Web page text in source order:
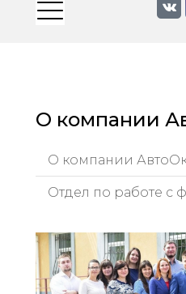
О компании
О компании
Отдел по работе с